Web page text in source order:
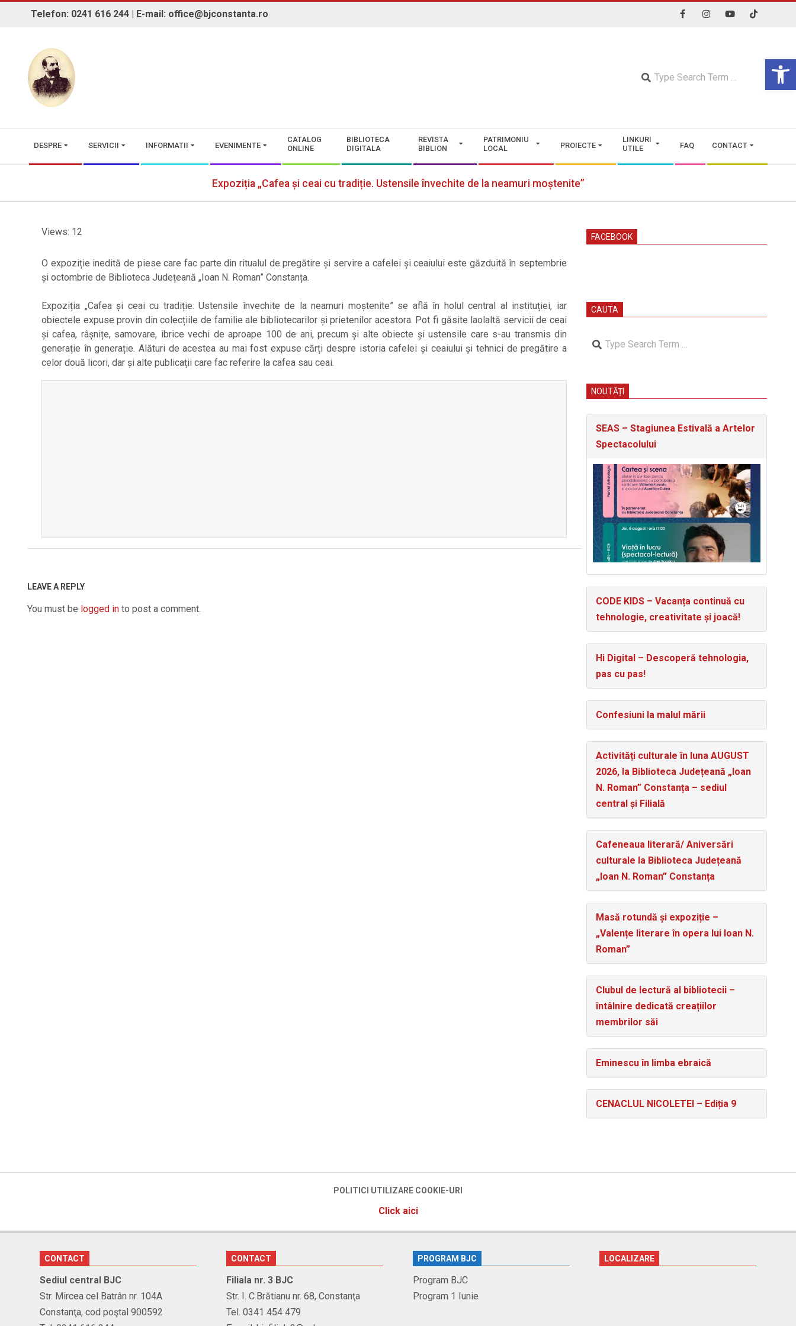
Telefon: 0241 616 244 | E-mail: office@bjconstanta.ro
Navigation
Menu
DESPRE SERVICII INFORMATII EVENIMENTE
CATALOG
ONLINE
BIBLIOTECA
DIGITALA
REVISTA
BIBLION
PATRIMONIU
LOCAL
PROIECTE
LINKURI
UTILE
FAQ CONTACT
Expoziția „Cafea și ceai cu tradiție. Ustensile învechite de la neamuri moștenite”
Views: 12
O expoziție inedită de piese care fac parte din ritualul de pregătire și servire a cafelei și ceaiului este găzduită în septembrie
și octombrie de Biblioteca Județeană „Ioan N. Roman” Constanța.
Expoziția „Cafea și ceai cu tradiție. Ustensile învechite de la neamuri moștenite” se află în holul central al instituției, iar
obiectele expuse provin din colecțiile de familie ale bibliotecarilor și prietenilor acestora. Pot fi găsite laolaltă servicii de ceai
și cafea, râșnițe, samovare, ibrice vechi de aproape 100 de ani, precum și alte obiecte și ustensile care s-au transmis din
generație în generație. Alături de acestea au mai fost expuse cărți despre istoria cafelei și ceaiului și tehnici de pregătire a
celor două licori, dar și alte publicații care fac referire la cafea sau ceai.
04
LEAVE A REPLY
You must be logged in to post a comment.
FACEBOOK
CAUTA
Search
NOUTĂȚI
SEAS – Stagiunea Estivală a Artelor
Spectacolului
CODE KIDS – Vacanța continuă cu
tehnologie, creativitate și joacă!
Hi Digital – Descoperă tehnologia,
pas cu pas!
Confesiuni la malul mării
Activități culturale în luna AUGUST
2026, la Biblioteca Județeană „Ioan
N. Roman” Constanța – sediul
central și Filială
Cafeneaua literară/ Aniversări
culturale la Biblioteca Județeană
„Ioan N. Roman” Constanța
Masă rotundă și expoziție –
„Valențe literare în opera lui Ioan N.
Roman”
Clubul de lectură al bibliotecii –
întâlnire dedicată creațiilor
membrilor săi
Eminescu în limba ebraică
CENACLUL NICOLETEI – Ediția 9
POLITICI UTILIZARE COOKIE-URI
Click aici
CONTACT
Sediul central BJC
Str. Mircea cel Batrân nr. 104A
Constanţa, cod poştal 900592
CONTACT
Filiala nr. 3 BJC
Str. I. C.Brătianu nr. 68, Constanţa
Tel. 0341 454 479
PROGRAM BJC
Program BJC
Program 1 Iunie
LOCALIZARE